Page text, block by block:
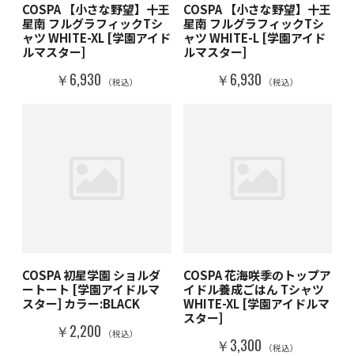
COSPA 【小さな野望】十王
星南 フルグラフィックTシ
ャツ WHITE-XL [学園アイド
ルマスター]
￥6,930 （税込）
COSPA 【小さな野望】十王
星南 フルグラフィックTシ
ャツ WHITE-L [学園アイド
ルマスター]
￥6,930 （税込）
COSPA 初星学園 ショルダ
ートート [学園アイドルマ
スター] カラー:BLACK
￥2,200 （税込）
COSPA 花海咲季のトップア
イドル養成ごはん Tシャツ
WHITE-XL [学園アイドルマ
スター]
￥3,300 （税込）